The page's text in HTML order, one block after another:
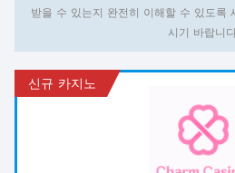
받을 수 있는지 완전히 이해할 수 있도록
시기 바랍니
신규 카지노